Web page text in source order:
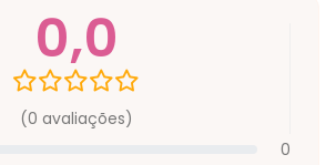
0,0
(0 avaliações)
0